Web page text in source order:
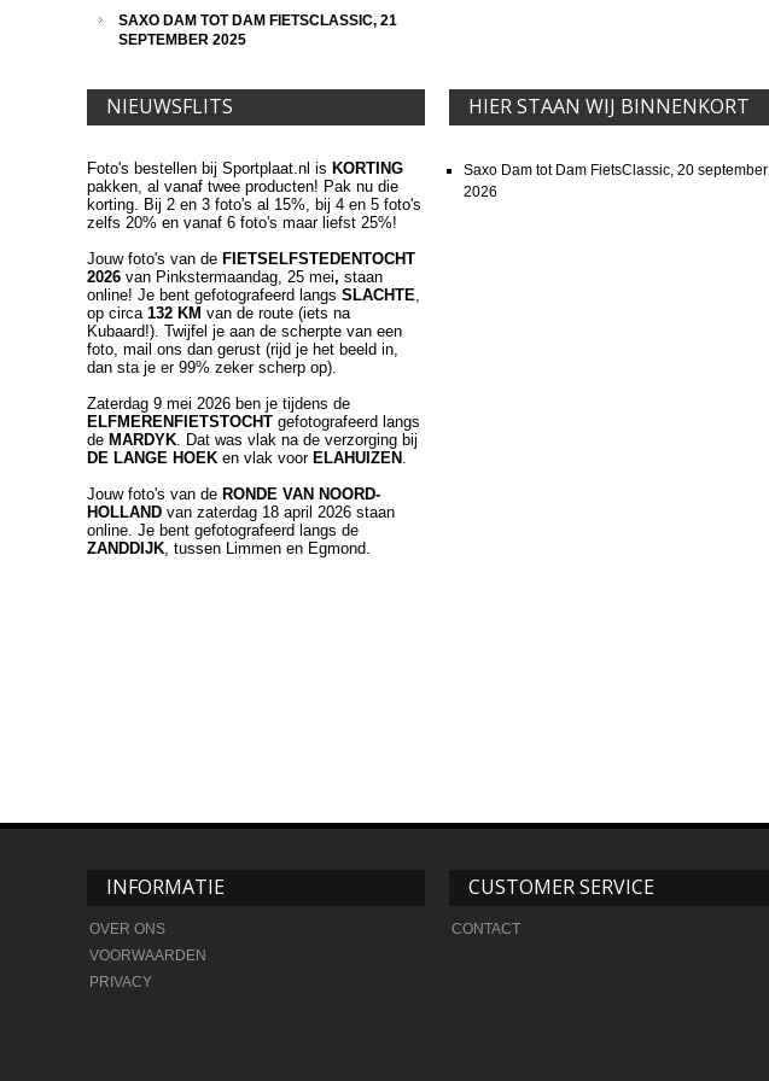
SAXO DAM TOT DAM FIETSCLASSIC, 21
SEPTEMBER 2025
NIEUWSFLITS
Foto's bestellen bij Sportplaat.nl is KORTING
pakken, al vanaf twee producten! Pak nu die
korting. Bij 2 en 3 foto's al 15%, bij 4 en 5 foto's
zelfs 20% en vanaf 6 foto's maar liefst 25%!
Jouw foto's van de FIETSELFSTEDENTOCHT
2026 van Pinkstermaandag, 25 mei, staan
online! Je bent gefotografeerd langs SLACHTE,
op circa 132 KM van de route (iets na
Kubaard!). Twijfel je aan de scherpte van een
foto, mail ons dan gerust (rijd je het beeld in,
dan sta je er 99% zeker scherp op).
Zaterdag 9 mei 2026 ben je tijdens de
ELFMERENFIETSTOCHT gefotografeerd langs
de MARDYK. Dat was vlak na de verzorging bij
DE LANGE HOEK en vlak voor ELAHUIZEN .
Jouw foto's van de RONDE VAN NOORD-
HOLLAND van zaterdag 18 april 2026 staan
online. Je bent gefotografeerd langs de
ZANDDIJK, tussen Limmen en Egmond.
HIER STAAN WIJ BINNENKORT
Saxo Dam tot Dam FietsClassic, 20 september
2026
INFORMATIE
OVER ONS
VOORWAARDEN
PRIVACY
CUSTOMER SERVICE
CONTACT